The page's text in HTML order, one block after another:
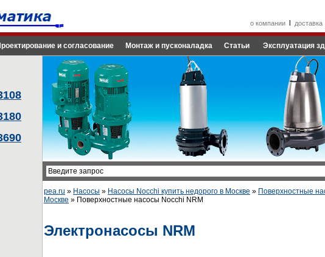
о компании доставка
и согласование Монтаж и пусконаладка Статьи Эксплуатация
pea.ru » Насосы » Насосы Nocchi купить недорого в Москве » Поверхностные
Москве » Поверхностные насосы Nocchi NRM
Электронасосы NRM